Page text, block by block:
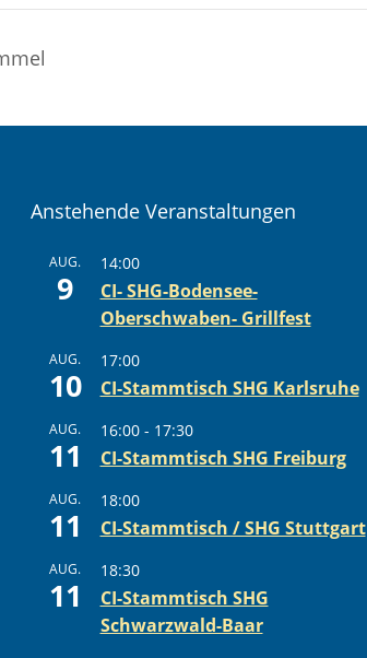
Anstehende Veranstaltungen
AUG.
9
14:00
CI- SHG-Bodensee-
Oberschwaben- Grillfest
AUG.
10
17:00
CI-Stammtisch SHG Karlsruhe
AUG.
11
16:00- 17:30
CI-Stammtisch SHG Freiburg
AUG.
11
18:00
CI-Stammtisch / SHG Stuttgart
AUG.
11
18:30
CI-Stammtisch SHG
Schwarzwald-Baar